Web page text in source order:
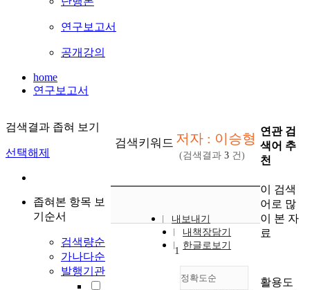
연구보고서
공개강의
home
연구보고서
검색결과 좁혀 보기
선택해제
좁혀본 항목 보
기순서
검색량순
가나다순
발행기관
검색키워드 저자 : 이승형
(검색결과 3 건)
내보내기
내책장담기
한글로보기
정확도순
1
연관 검
색어 추
천
이 검색
어로 많
이 본 자
료
활용도